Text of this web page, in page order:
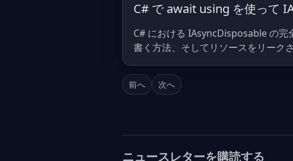
C# で await using を使って
C# における IAsyncDisposable の
書く方法、そしてリソースをリーク
前へ 次へ
ニュースレターを購読する